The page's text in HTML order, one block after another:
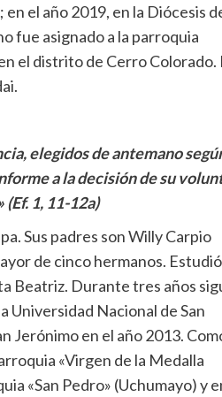
el año 2019, en la Diócesis
fue asignado a la parroquia
el distrito de Cerro Colorado.
elegidos de antemano
a la decisión de su
1, 11-12a)
Sus padres son Willy Carpio
de cinco hermanos.
Beatriz. Durante tres años
Universidad Nacional de San
Jerónimo en el año 2013.
«Virgen de la Medalla
«San Pedro» (Uchumayo) y